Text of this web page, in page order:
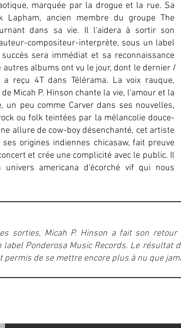
marquée par la drogue et la rue. Sa
Lapham, ancien membre du groupe The
dans sa vie. Il l'aidera à sortir son
compositeur-interprète, sous un label
sera immédiat et sa reconnaissance
autres albums ont vu le jour, dont le dernier I
reçu 4T dans Télérama. La voix rauque,
Micah P. Hinson chante la vie, l'amour et la
un peu comme Carver dans ses nouvelles,
ou folk teintées par la mélancolie douce-
allure de cow-boy désenchanté, cet artiste
origines indiennes chicasaw, fait preuve
et crée une complicité avec le public. Il
americana d'écorché vif qui nous
sorties, Micah P. Hinson a fait son
label Ponderosa Music Records. Le
permis de se mettre encore plus à nu que